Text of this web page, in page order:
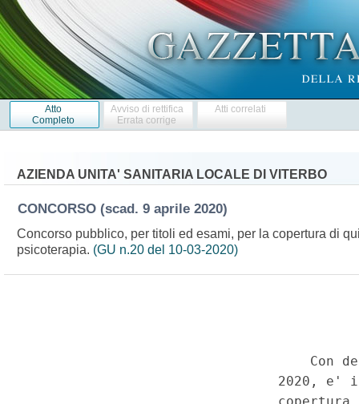
Atto
Completo
Avviso di rettifica
Errata corrige
Atti correlati
AZIENDA UNITA' SANITARIA LOCALE DI VITERBO
CONCORSO (scad. 9 aprile 2020)
Concorso pubblico, per titoli ed esami, per la copertura di
psicoterapia. (GU n.20 del 10-03-2020)